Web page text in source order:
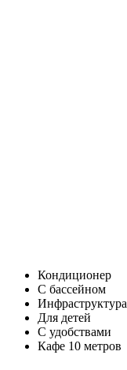
Кондиционер
С бассейном
Инфраструктура
Для детей
С удобствами
Кафе 10 метров